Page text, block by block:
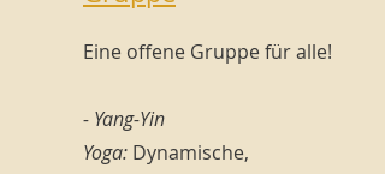
Eine offene Gruppe für alle!
- Yang-Yin
Yoga: Dynamische,